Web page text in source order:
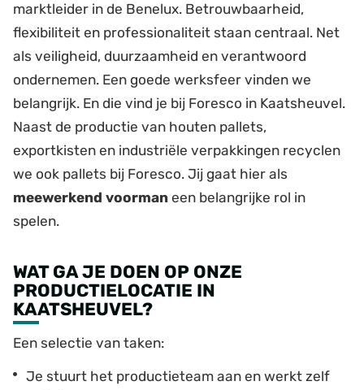
marktleider in de Benelux. Betrouwbaarheid,
flexibiliteit en professionaliteit staan centraal. Net
als veiligheid, duurzaamheid en verantwoord
ondernemen. Een goede werksfeer vinden we
belangrijk. En die vind je bij Foresco in Kaatsheuvel.
Naast de productie van houten pallets,
exportkisten en industriële verpakkingen recyclen
we ook pallets bij Foresco. Jij gaat hier als
meewerkend voorman een belangrijke rol in
spelen.
WAT GA JE DOEN OP ONZE
PRODUCTIELOCATIE IN
KAATSHEUVEL?
Een selectie van taken:
Je stuurt het productieteam aan en werkt zelf